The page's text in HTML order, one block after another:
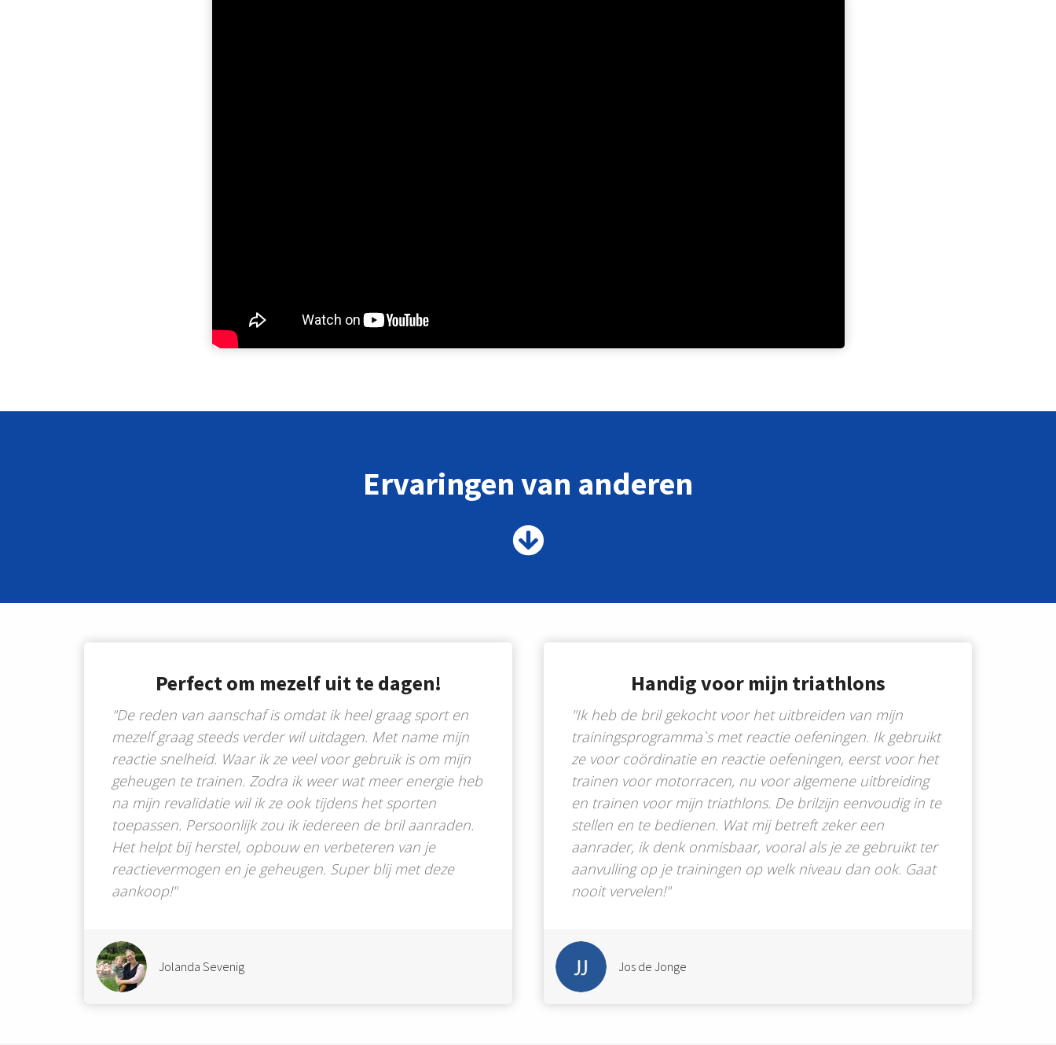
Ervaringen van anderen
Perfect om mezelf uit te dagen!
"De reden van aanschaf is omdat ik heel graag sport en
mezelf graag steeds verder wil uitdagen. Met name mijn
reactie snelheid. Waar ik ze veel voor gebruik is om mijn
geheugen te trainen. Zodra ik weer wat meer energie heb
na mijn revalidatie wil ik ze ook tijdens het sporten
toepassen. Persoonlijk zou ik iedereen de bril aanraden.
Het helpt bij herstel, opbouw en verbeteren van je
reactievermogen en je geheugen. Super blij met deze
aankoop!"
Jolanda Sevenig
Handig voor mijn triathlons
"Ik heb de bril gekocht voor het uitbreiden van mijn
trainingsprogramma`s met reactie oefeningen. Ik gebruikt
ze voor coördinatie en reactie oefeningen, eerst voor het
trainen voor motorracen, nu voor algemene uitbreiding
en trainen voor mijn triathlons. De brilzijn eenvoudig in te
stellen en te bedienen. Wat mij betreft zeker een
aanrader, ik denk onmisbaar, vooral als je ze gebruikt ter
aanvulling op je trainingen op welk niveau dan ook. Gaat
nooit vervelen!"
Jos de Jonge